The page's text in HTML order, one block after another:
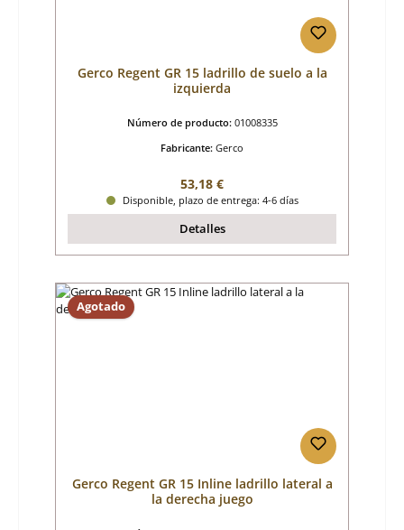
Gerco Regent GR 15 ladrillo de suelo a la
izquierda
Número de producto: 01008335
Fabricante: Gerco
Precio normal:
53,18 €
Disponible, plazo de entrega: 4-6 días
Detalles
Agotado
Gerco Regent GR 15 Inline ladrillo lateral a
la derecha juego